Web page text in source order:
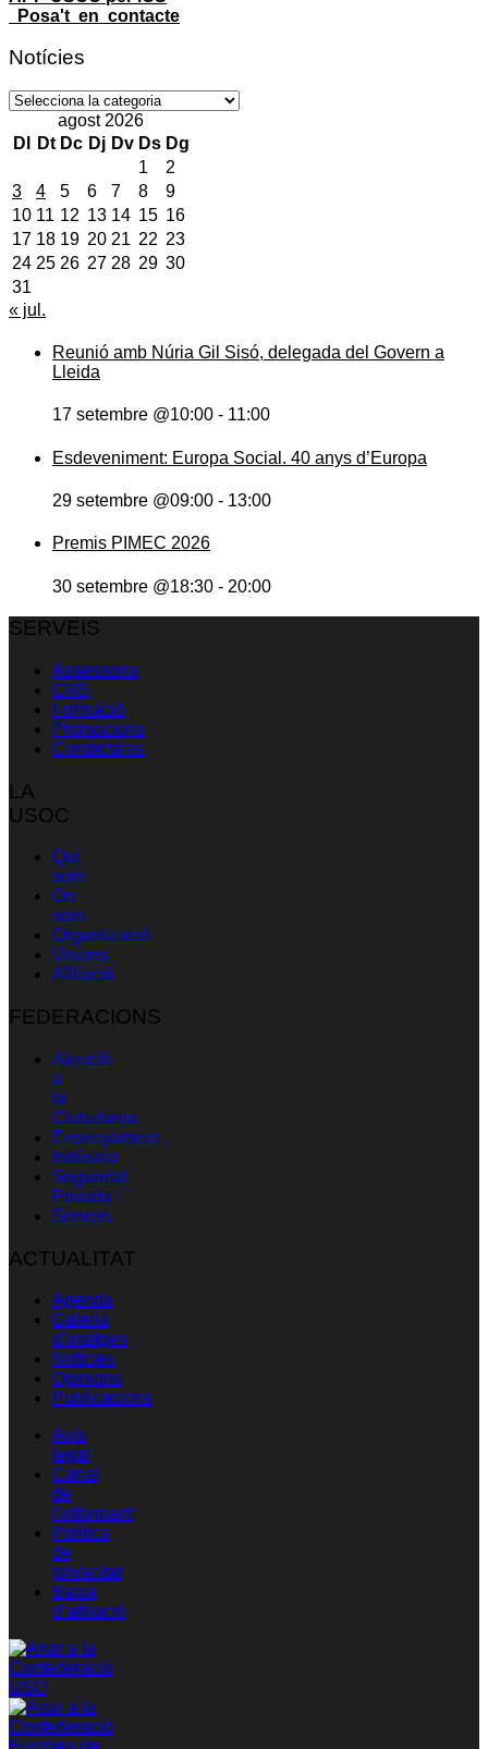
Posa't en contacte
Notícies
Notícies
agost 2026
Dl
Dt Dc Dj Dv Ds Dg
1
2
3
4 5 6 7 8
9
10 11 12 13 14 15 16
17 18 19 20 21 22 23
24 25 26 27 28 29 30
31
« jul.
Reunió amb Núria Gil Sisó, delegada del Govern a
Lleida
17 setembre @10:00 - 11:00
Esdeveniment: Europa Social. 40 anys d’Europa
29 setembre @09:00 - 13:00
Premis PIMEC 2026
30 setembre @18:30 - 20:00
SERVEIS
Assessoria
CRS
Formació
Promocions
Contacta’ns
LA
USOC
Qui
som
On
som
Organització
Unions
Afiliació
FEDERACIONS
Atenció
a
la
Ciutadania
Ensenyament
Indústria
Seguretat
Privada
Serveis
ACTUALITAT
Agenda
Galeria
d’imatges
Notícies
Opinions
Publicacions
Avís
legal
Canal
de
l’informant
Política
de
privacitat
Baixa
d’afiliació